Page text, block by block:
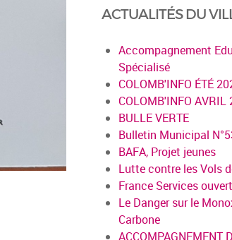
ACTUALITÉS DU
Accompagnement
Spécialisé
COLOMB'INFO ÉTÉ
COLOMB'INFO AVRIL
BULLE VERTE
Bulletin Municipal
BAFA, Projet jeunes
Lutte contre les Vols
France Services
Le Danger sur le
Carbone
ACCOMPAGNEMENT